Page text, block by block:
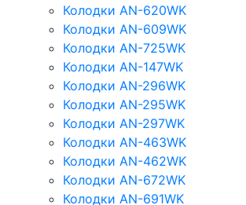
Колодки AN-620WK
Колодки AN-609WK
Колодки AN-725WK
Колодки AN-147WK
Колодки AN-296WK
Колодки AN-295WK
Колодки AN-297WK
Колодки AN-463WK
Колодки AN-462WK
Колодки AN-672WK
Колодки AN-691WK